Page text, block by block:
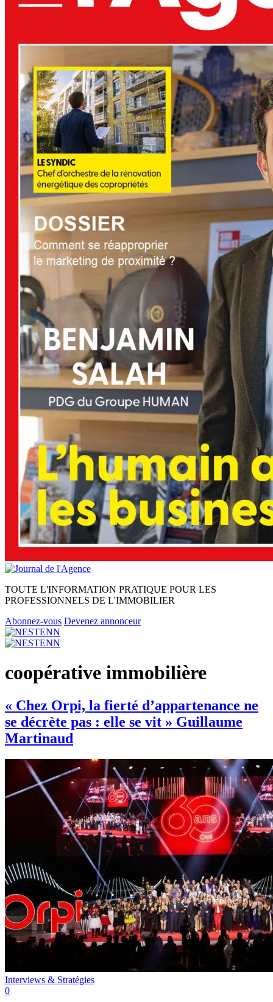
TOUTE L'INFORMATION PRATIQUE POUR LES
PROFESSIONNELS DE L'IMMOBILIER
Abonnez-vous Devenez annonceur
coopérative immobilière
« Chez Orpi, la fierté d’appartenance ne
se décrète pas : elle se vit » Guillaume
Martinaud
Interviews & Stratégies
0